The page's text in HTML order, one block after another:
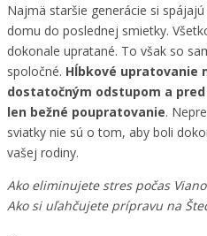
Najmä staršie generácie si
domu do poslednej smietky.
dokonale upratané. To však so
spoločné. Hĺbkové upratovanie
dostatočným odstupom a
len bežné poupratovanie.
sviatky nie sú o tom, aby boli
vašej rodiny.
Ako eliminujete stres počas
Ako si uľahčujete prípravu na